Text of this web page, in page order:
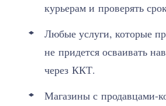
курьерам и проверять
Любые услуги, которые
не придется осваивать
через ККТ.
Магазины с продавцами-